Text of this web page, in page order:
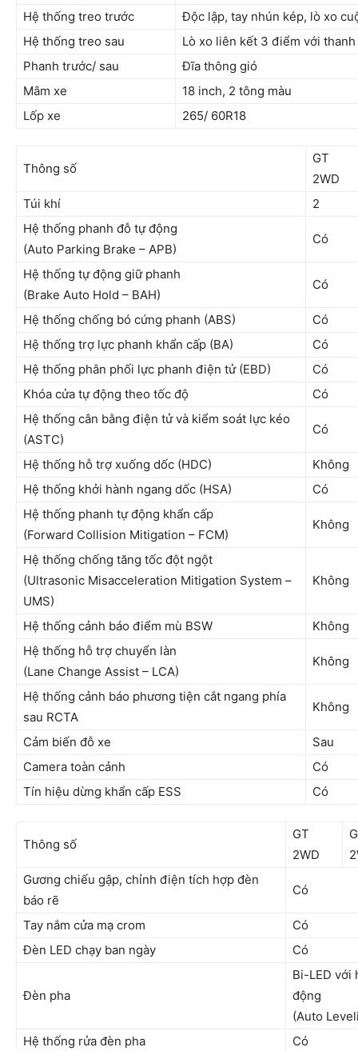
Hệ thống treo trước
Độc lập, tay nhún kép, lò xo
Hệ thống treo sau
Lò xo liên kết 3 điểm với thanh
Phanh trước/ sau
Đĩa thông gió
Mâm xe
18 inch, 2 tông màu
Lốp xe
265/ 60R18
Thông số
GT
2WD
Túi khí
2
Hệ thống phanh đỗ tự động
(Auto Parking Brake – APB)
Có
Hệ thống tự động giữ phanh
(Brake Auto Hold – BAH)
Có
Hệ thống chống bó cứng phanh (ABS)
Có
Hệ thống trợ lực phanh khẩn cấp (BA)
Có
Hệ thống phân phối lực phanh điện tử (EBD)
Có
Khóa cửa tự động theo tốc độ
Có
Hệ thống cân bằng điện tử và kiểm soát lực kéo
(ASTC)
Có
Hệ thống hỗ trợ xuống dốc (HDC)
Không
Hệ thống khởi hành ngang dốc (HSA)
Có
Hệ thống phanh tự động khẩn cấp
(Forward Collision Mitigation – FCM)
Không
Hệ thống chống tăng tốc đột ngột
(Ultrasonic Misacceleration Mitigation System –
UMS)
Không
Hệ thống cảnh báo điểm mù BSW
Không
Hệ thống hỗ trợ chuyển làn
(Lane Change Assist – LCA)
Không
Hệ thống cảnh báo phương tiện cắt ngang phía
sau RCTA
Không
Cảm biến đỗ xe
Sau
Camera toàn cảnh
Có
Tín hiệu dừng khẩn cấp ESS
Có
Thông số
GT
2WD
Gương chiếu gập, chỉnh điện tích hợp đèn
báo rẽ
Có
Tay nắm cửa mạ crom
Có
Đèn LED chạy ban ngày
Có
Đèn pha
Bi-LED với
động
(Auto
Hệ thống rửa đèn pha
Có